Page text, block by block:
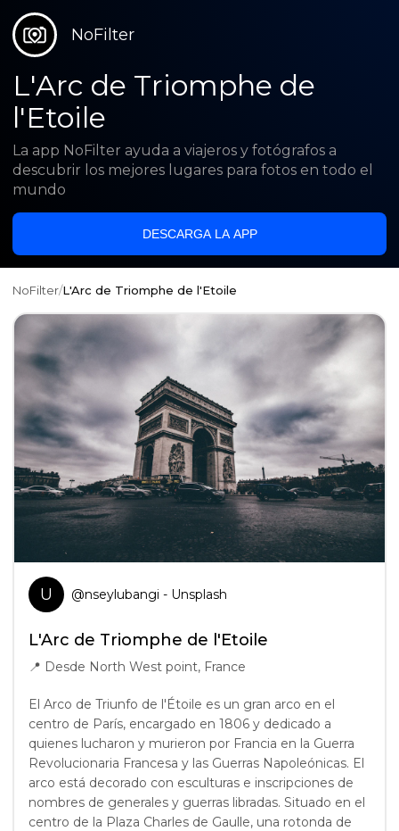
NoFilter
L'Arc de Triomphe de
l'Etoile
La app NoFilter ayuda a viajeros y fotógrafos a
descubrir los mejores lugares para fotos en todo el
mundo
DESCARGA LA APP
NoFilter/L'Arc de Triomphe de l'Etoile
U @nseylubangi - Unsplash
L'Arc de Triomphe de l'Etoile
📍 Desde North West point, France
El Arco de Triunfo de l'Étoile es un gran arco en el
centro de París, encargado en 1806 y dedicado a
quienes lucharon y murieron por Francia en la Guerra
Revolucionaria Francesa y las Guerras Napoleónicas. El
arco está decorado con esculturas e inscripciones de
nombres de generales y guerras libradas. Situado en el
centro de la Plaza Charles de Gaulle, una rotonda de